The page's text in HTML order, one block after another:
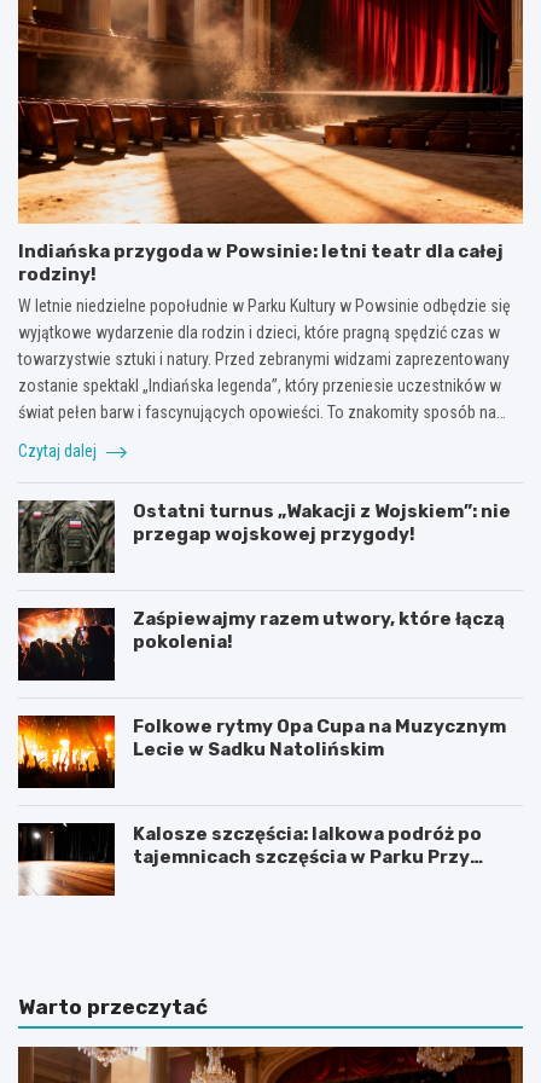
Indiańska przygoda w Powsinie: letni teatr dla całej
rodziny!
W letnie niedzielne popołudnie w Parku Kultury w Powsinie odbędzie się
wyjątkowe wydarzenie dla rodzin i dzieci, które pragną spędzić czas w
towarzystwie sztuki i natury. Przed zebranymi widzami zaprezentowany
zostanie spektakl „Indiańska legenda”, który przeniesie uczestników w
świat pełen barw i fascynujących opowieści. To znakomity sposób na…
Czytaj dalej
Ostatni turnus „Wakacji z Wojskiem”: nie
przegap wojskowej przygody!
Zaśpiewajmy razem utwory, które łączą
pokolenia!
Folkowe rytmy Opa Cupa na Muzycznym
Lecie w Sadku Natolińskim
Kalosze szczęścia: lalkowa podróż po
tajemnicach szczęścia w Parku Przy
P
d
y
p
T
s
B
r
Warto przeczytać